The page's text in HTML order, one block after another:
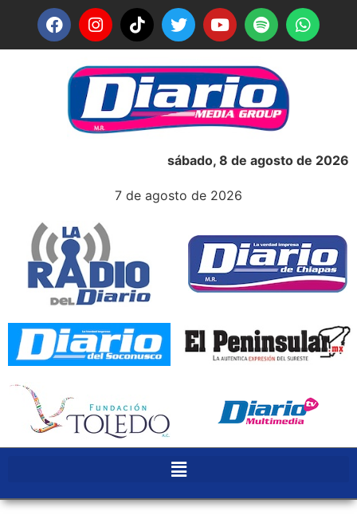
sábado, 8 de agosto de 2026
7 de agosto de 2026